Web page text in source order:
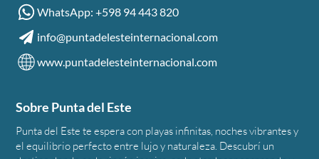
WhatsApp: +598 94 443 820
info@puntadelesteinternacional.com
www.puntadelesteinternacional.com
Sobre Punta del Este
Punta del Este te espera con playas infinitas, noches vibrantes y
el equilibrio perfecto entre lujo y naturaleza. Descubrí un